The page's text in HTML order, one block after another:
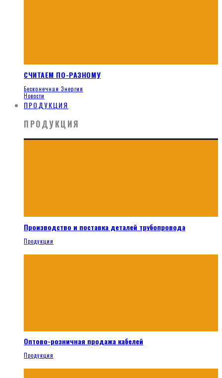
СЧИТАЕМ ПО-РАЗНОМУ
Бесконечная Энергия
Новости
ПРОДУКЦИЯ
ПРОДУКЦИЯ
Производство и поставка деталей трубопровода
Продукция
Оптово-розничная продажа кабелей
Продукция